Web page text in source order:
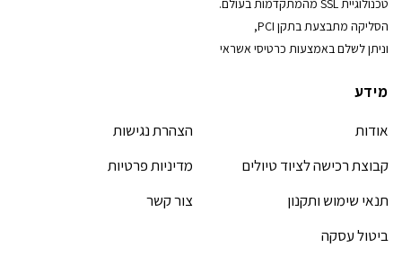
טכנולוגיית SSL מהמתקדמות בעולם.
הסליקה מתבצעת בתקן PCI,
וניתן לשלם באמצעות כרטיסי אשראי
מידע
אודות
קבוצת רכישה לציוד טיולים
תנאי שימוש ותקנון
ביטול עסקה
הצהרת נגישות
מדיניות פרטיות
צור קשר